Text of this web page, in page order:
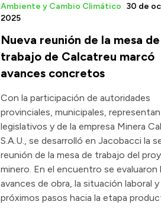
Nueva reunión de la mesa de
trabajo de Calcatreu marcó
avances concretos
Ambiente y Cambio Climático 30 de
2025
Con la participación de autoridades
provinciales, municipales,
legislativos y de la empresa Minera
S.A.U., se desarrolló en Jacobacci la
reunión de la mesa de trabajo del
minero. En el encuentro se evaluaron
avances de obra, la situación laboral y
próximos pasos hacia la etapa